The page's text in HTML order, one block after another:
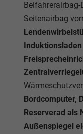
Beifahrerairbag-
Seitenairbag
Bordcomputer,
Reserverad als
Außenspiegel